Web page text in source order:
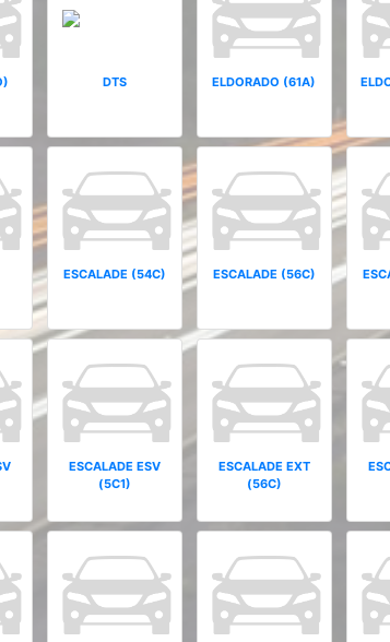
DTS ELDORADO (61A)
ESCALADE (54C) ESCALADE (56C)
ESCALADE ESV
(5C1)
ESCALADE EXT
(56C)